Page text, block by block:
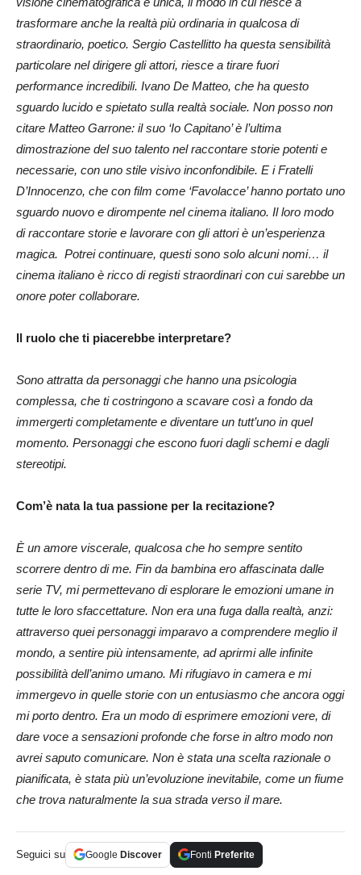
trasformare anche la realtà più ordinaria in qualcosa di
straordinario, poetico. Sergio Castellitto ha questa sensibilità
particolare nel dirigere gli attori, riesce a tirare fuori
performance incredibili. Ivano De Matteo, che ha questo
sguardo lucido e spietato sulla realtà sociale. Non posso non
citare Matteo Garrone: il suo ‘Io Capitano’ è l’ultima
dimostrazione del suo talento nel raccontare storie potenti e
necessarie, con uno stile visivo inconfondibile. E i Fratelli
D’Innocenzo, che con film come ‘Favolacce’ hanno portato uno
sguardo nuovo e dirompente nel cinema italiano. Il loro modo
di raccontare storie e lavorare con gli attori è un’esperienza
magica. Potrei continuare, questi sono solo alcuni nomi… il
cinema italiano è ricco di registi straordinari con cui sarebbe un
onore poter collaborare.
Il ruolo che ti piacerebbe interpretare?
Sono attratta da personaggi che hanno una psicologia
complessa, che ti costringono a scavare così a fondo da
immergerti completamente e diventare un tutt’uno in quel
momento. Personaggi che escono fuori dagli schemi e dagli
stereotipi.
Com’è nata la tua passione per la recitazione?
È un amore viscerale, qualcosa che ho sempre sentito
scorrere dentro di me. Fin da bambina ero affascinata dalle
serie TV, mi permettevano di esplorare le emozioni umane in
tutte le loro sfaccettature. Non era una fuga dalla realtà, anzi:
attraverso quei personaggi imparavo a comprendere meglio il
mondo, a sentire più intensamente, ad aprirmi alle infinite
possibilità dell’animo umano. Mi rifugiavo in camera e mi
immergevo in quelle storie con un entusiasmo che ancora oggi
mi porto dentro. Era un modo di esprimere emozioni vere, di
dare voce a sensazioni profonde che forse in altro modo non
avrei saputo comunicare. Non è stata una scelta razionale o
pianificata, è stata più un’evoluzione inevitabile, come un fiume
che trova naturalmente la sua strada verso il mare.
Seguici su Google Discover Fonti Preferite